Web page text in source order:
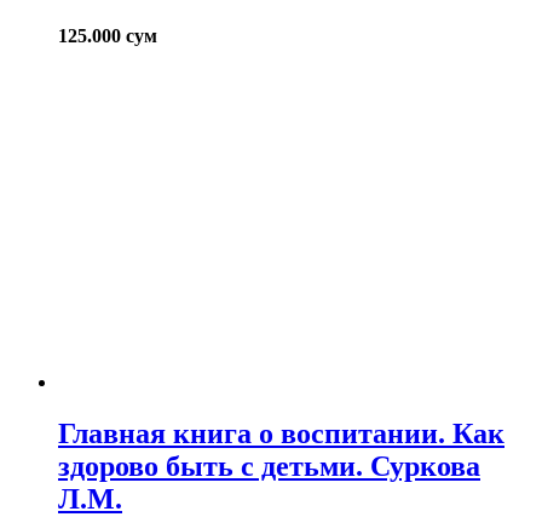
125.000 сум
Главная книга о воспитании. Как
здорово быть с детьми. Суркова
Л.М.